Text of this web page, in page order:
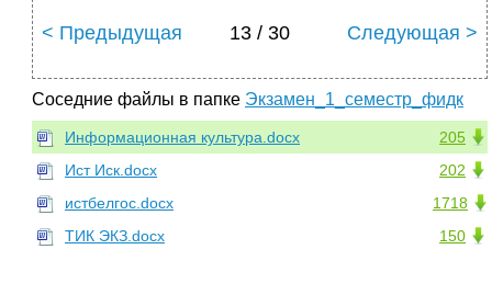
< Предыдущая 13 / 30 Следующая >
Соседние файлы в папке Экзамен_1_семестр_фидк
205
Информационная культура.docx
202
Ист Иск.docx
1718
истбелгос.docx
150
ТИК ЭКЗ.docx